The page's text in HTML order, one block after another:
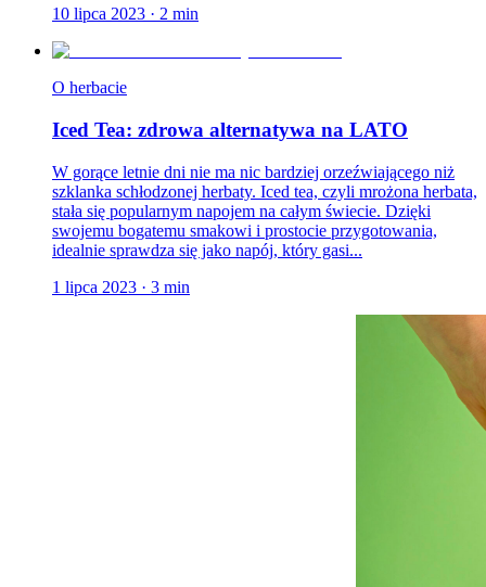
10 lipca 2023 · 2 min
O herbacie
Iced Tea: zdrowa alternatywa na LATO
W gorące letnie dni nie ma nic bardziej orzeźwiającego niż
szklanka schłodzonej herbaty. Iced tea, czyli mrożona herbata,
stała się popularnym napojem na całym świecie. Dzięki
swojemu bogatemu smakowi i prostocie przygotowania,
idealnie sprawdza się jako napój, który gasi...
1 lipca 2023 · 3 min